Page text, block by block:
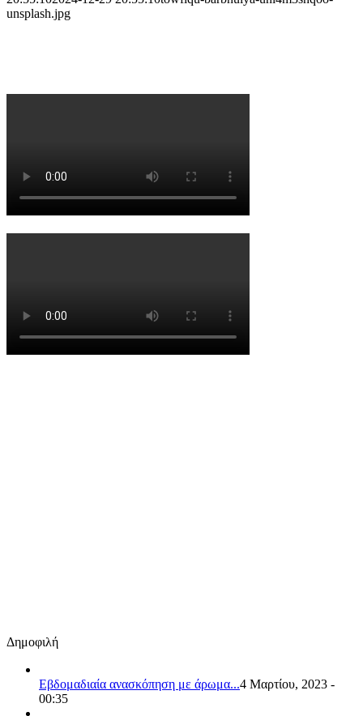
unsplash.jpg
Δημοφιλή
Εβδομαδιαία ανασκόπηση με άρωμα...4 Μαρτίου, 2023 -
00:35